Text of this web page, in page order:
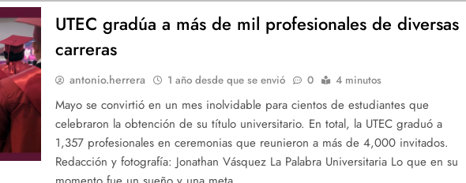
UTEC gradúa a más de mil profesionales de diversas
carreras
antonio.herrera 1 año desde que se envió 0 4 minutos
Mayo se convirtió en un mes inolvidable para cientos de estudiantes que
celebraron la obtención de su título universitario. En total, la UTEC graduó a
1,357 profesionales en ceremonias que reunieron a más de 4,000 invitados.
Redacción y fotografía: Jonathan Vásquez La Palabra Universitaria Lo que en su